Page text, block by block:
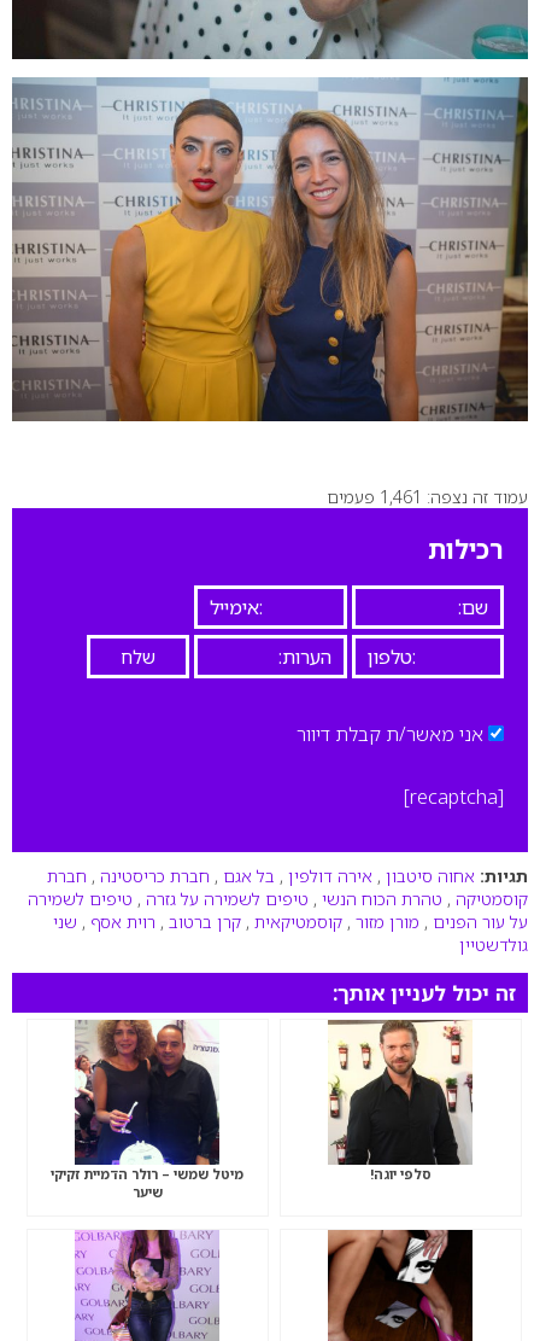
עמוד זה נצפה: 1,461 פעמים
רכילות
אני מאשר/ת קבלת דיוור
[recaptcha]
תגיות: אחוה סיטבון , אירה דולפין , בל אגם , חברת כריסטינה , חברת
קוסמטיקה , טהרת הכוח הנשי , טיפים לשמירה על גזרה , טיפים לשמירה
על עור הפנים , מורן מזור , קוסמטיקאית , קרן ברטוב , רוית אסף , שני
גולדשטיין
זה יכול לעניין אותך:
סלפי יוגה!
מיטל שמשי – רולר הדמיית זקיקי
שיער